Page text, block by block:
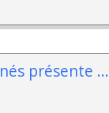
présente ...